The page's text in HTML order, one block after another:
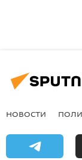
НОВОСТИ